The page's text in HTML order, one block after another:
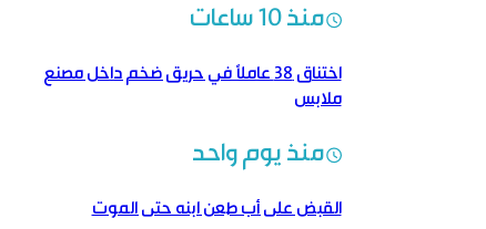
منذ 10 ساعات
اختناق 38 عاملاً في حريق ضخم داخل مصنع
ملابس
منذ يوم واحد
القبض على أب طعن ابنه حتى الموت